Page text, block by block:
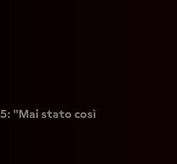
"Mai stato così